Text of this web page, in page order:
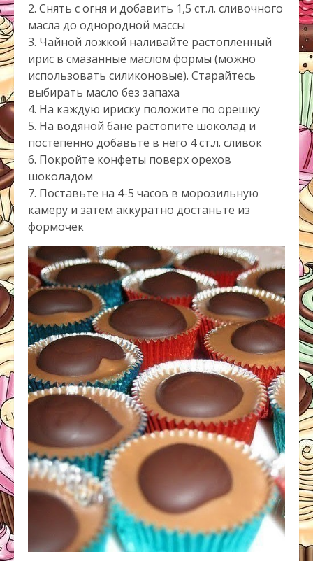
2. Снять с огня и добавить 1,5 ст.л. сливочного
масла до однородной массы
3. Чайной ложкой наливайте растопленный
ирис в смазанные маслом формы (можно
использовать силиконовые). Старайтесь
выбирать масло без запаха
4. На каждую ириску положите по орешку
5. На водяной бане растопите шоколад и
постепенно добавьте в него 4 ст.л. сливок
6. Покройте конфеты поверх орехов
шоколадом
7. Поставьте на 4-5 часов в морозильную
камеру и затем аккуратно достаньте из
формочек